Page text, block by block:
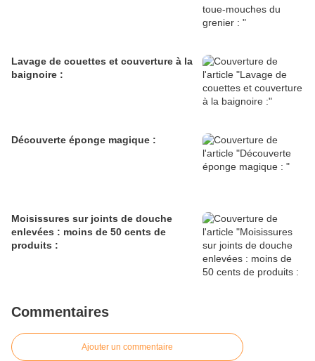
Lavage de couettes et couverture à la
baignoire :
Découverte éponge magique :
Moisissures sur joints de douche
enlevées : moins de 50 cents de
produits :
Commentaires
Ajouter un commentaire